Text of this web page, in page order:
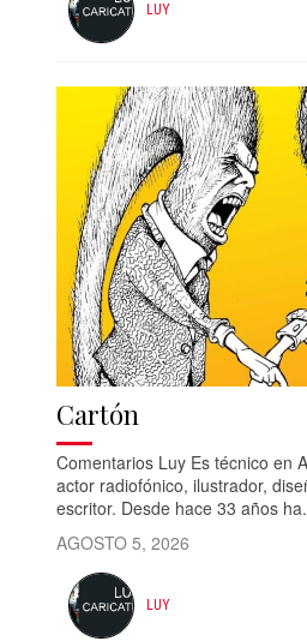
LUY
Cartón
Comentarios Luy Es técnico en
actor radiofónico, ilustrador,
escritor. Desde hace 33 años
AGOSTO 5, 2026
LUY